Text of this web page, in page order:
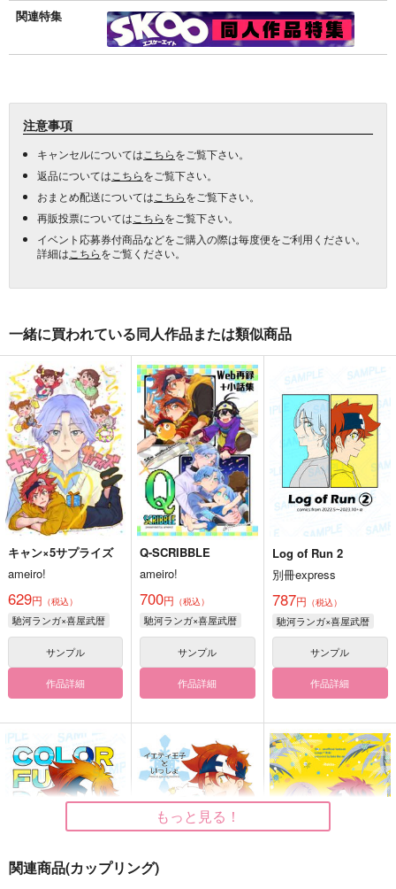
関連特集
注意事項
キャンセルについては こちらをご覧下さい。
返品については こちらをご覧下さい。
おまとめ配送については こちらをご覧下さい。
再販投票については こちらをご覧下さい。
イベント応募券付商品などをご購入の際は毎度便をご利用ください。
詳細は こちらをご覧ください。
一緒に買われている同人作品または類似商品
キャン×5サプライズ
ameiro!
629円 （税込）
馳河ランガ×喜屋武暦
サンプル
作品詳細
Q-SCRIBBLE
ameiro!
700円 （税込）
馳河ランガ×喜屋武暦
サンプル
作品詳細
Log of Run 2
別冊express
787円 （税込）
馳河ランガ×喜屋武暦
サンプル
作品詳細
もっと見る！
関連商品(カップリング)